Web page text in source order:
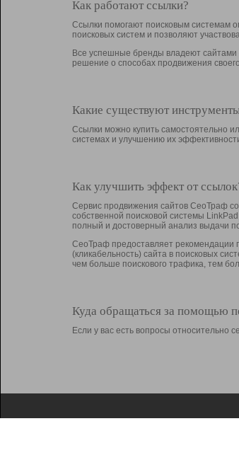
Как работают ссылки?
Ссылки помогают поисковым системам
поисковых систем и позволяют
Все успешные бренды владеют сайтами
решение о способах продвижения
Какие существуют
Ссылки можно купить самостоятельно
системах и улучшению их
Как улучшить эффект от
Сервис продвижения сайтов СеоТраф
собственной поисковой системы
полный и достоверный анализ выдачи
СеоТраф предоставляет рекомендации
(кликабельность) сайта в поисковых
чем больше поискового трафика, тем
Куда обращаться за помощью
Если у вас есть вопросы относительно